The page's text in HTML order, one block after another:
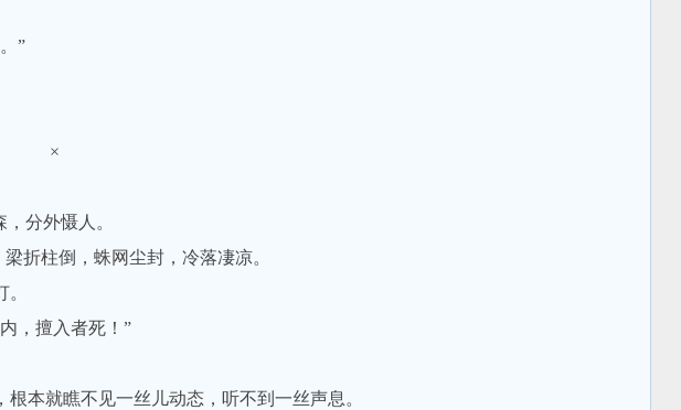
”
分外慑人。
折柱倒，蛛网尘封，冷落凄凉。
，擅入者死！”
本就瞧不见一丝儿动态，听不到一丝声息。